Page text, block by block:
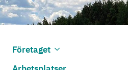
Företaget